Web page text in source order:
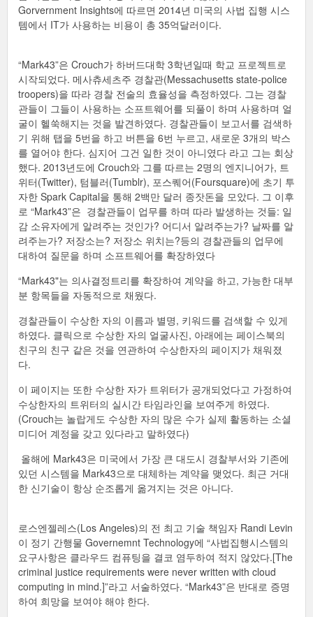
Gorvernment Insights에 따르면 2014년 미국의 사법 집행 시스
템에서 IT가 사용하는 비용이 총 35억달러이다.
“Mark43”은 Crouch가 하버드대학 3학년일때 학교 프로젝트로
시작되었다. 메사츄세츠주 경찰관(Messachusetts state-police
troopers)을 따라 경찰 전술의 효율성을 측정하였다. 그는 경찰
관들이 그들이 사용하는 소프트웨어를 되풀이 하며 사용하며 얼
굴이 헬쑥해지는 것을 발견하였다. 경찰관들이 보고서를 검색하
기 위해 탭을 5번을 하고 버튼을 6번 누르고, 새로운 3개의 박스
를 열어야 한다. 심지어 그건 일한 것이 아니였다 라고 그는 회상
했다. 2013년도에 Crouch와 그를 따르는 2명의 엔지니어가, 트
위터(Twitter), 텀블러(Tumblr), 포스퀘어(Foursquare)에 초기 투
자한 Spark Capital을 통해 2백만 달러 종잣돈을 모았다. 그 이후
로 “Mark43”은 경찰관들이 업무를 하며 따라 발생하는 것들: 일
감 소유자에게 알려주는 것인가? 어디서 알려주는가? 날짜를 알
려주는가? 저장소는? 저장소 위치는?등의 경찰관들의 업무에
대하여 질문을 하며 소프트웨어를 확장하였다
“Mark43"는 의사결정트리를 확장하여 계약을 하고, 가능한 대부
분 항목들을 자동적으로 채웠다.
경찰관들이 수상한 자의 이름과 별명, 키워드를 검색할 수 있게
하였다. 클릭으로 수상한 자의 얼굴사진, 아래에는 페이스북의
친구의 친구 같은 것을 연관하여 수상한자의 페이지가 채워졌
다.
이 페이지는 또한 수상한 자가 트위터가 공개되었다고 가정하여
수상한자의 트위터의 실시간 타임라인을 보여주게 하였다.
(Crouch는 놀랍게도 수상한 자의 많은 수가 실제 활동하는 소셜
미디어 계정을 갖고 있다라고 말하였다)
올해에 Mark43은 미국에서 가장 큰 대도시 경찰부서와 기존에
있던 시스템을 Mark43으로 대체하는 계약을 맺었다. 최근 거대
한 신기술이 항상 순조롭게 옮겨지는 것은 아니다.
로스엔젤레스(Los Angeles)의 전 최고 기술 책임자 Randi Levin
이 정기 간행물 Governemnt Technology에 “사법집행시스템의
요구사항은 클라우드 컴퓨팅을 결코 염두하여 적지 않았다.[The
criminal justice requirements were never written with cloud
computing in mind.]”라고 서술하였다. “Mark43”은 반대로 증명
하여 희망을 보여야 해야 한다.